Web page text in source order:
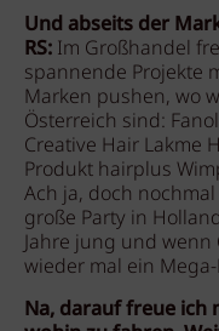
Und abseits der
RS: Im Großhandel
spannende Projekte
Marken pushen, wo
Österreich sind:
Creative Hair Lakme
Produkt hairplus
Ach ja, doch
große Party in
Jahre jung und wenn
wieder mal ein
Na, darauf freue ich